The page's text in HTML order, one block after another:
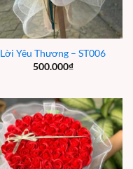
Lời Yêu Thương – ST006
500.000₫